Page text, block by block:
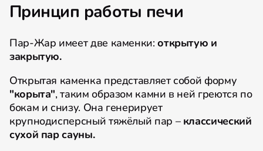
Принцип работы печи
Пар-Жар имеет две каменки:открытую и
закрытую.
Открытая каменка представляет собой форму
"корыта", таким образом камни в ней греются по
бокам и снизу. Она генерирует
крупнодисперсный тяжёлый пар – классический
сухой пар сауны.